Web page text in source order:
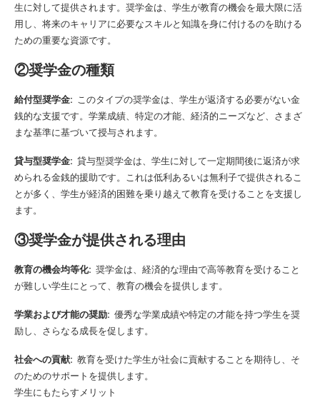
生に対して提供されます。奨学金は、学生が教育の機会を最大限に活
用し、将来のキャリアに必要なスキルと知識を身に付けるのを助ける
ための重要な資源です。
②奨学金の種類
給付型奨学金: このタイプの奨学金は、学生が返済する必要がない金
銭的な支援です。学業成績、特定の才能、経済的ニーズなど、さまざ
まな基準に基づいて授与されます。
貸与型奨学金: 貸与型奨学金は、学生に対して一定期間後に返済が求
められる金銭的援助です。これは低利あるいは無利子で提供されるこ
とが多く、学生が経済的困難を乗り越えて教育を受けることを支援し
ます。
③奨学金が提供される理由
教育の機会均等化: 奨学金は、経済的な理由で高等教育を受けること
が難しい学生にとって、教育の機会を提供します。
学業および才能の奨励: 優秀な学業成績や特定の才能を持つ学生を奨
励し、さらなる成長を促します。
社会への貢献: 教育を受けた学生が社会に貢献することを期待し、そ
のためのサポートを提供します。
学生にもたらすメリット